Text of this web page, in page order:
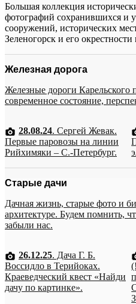
Большая коллекция
фотографий сохранившихся и
сооружений, исторических
Зеленогорск и его
Железная дорога
Железные дороги Карельского
современное состояние,
28.08.24. Сергей Жевак.
Первые паровозы на линии
Рийхимяки – С.-Петербург.
Старые дачи
Дачная жизнь, старые фото и
архитектуре. Будем помнить,
забыли нас.
26.12.25. Дача Г. Б.
Воссидло в Терийоках.
Краеведческий квест «Найди
дачу по картинке».